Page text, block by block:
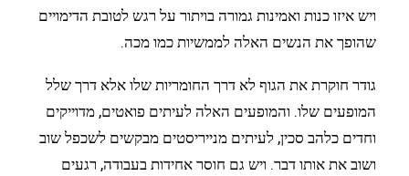
ויש איזו כנות ואמינות גמורה בויתור על רגש לטובת הדימויים
שהופך את הנשים האלה לממשיות כמו מכה.
גודר חוקרת את הגוף לא דרך החומריות שלו אלא דרך שלל
המופעים שלו. והמופעים האלה לעיתים פואטים, מדוייקים
וחדים כלהב סכין, לעיתים מנייריסטים מבקשים לשכפל שוב
ושוב את אותו דבר. ויש גם חוסר אחידות בעבודה, רגעים